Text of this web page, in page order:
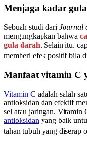
Menjaga kadar
Sebuah studi dari Journal
mengungkapkan bahwa
gula darah. Selain itu,
memberi efek positif bila
Manfaat vitamin C
Vitamin C adalah salah
antioksidan dan efektif
sel atau jaringan. Vitamin
antioksidan yang baik
tahan tubuh yang diserap